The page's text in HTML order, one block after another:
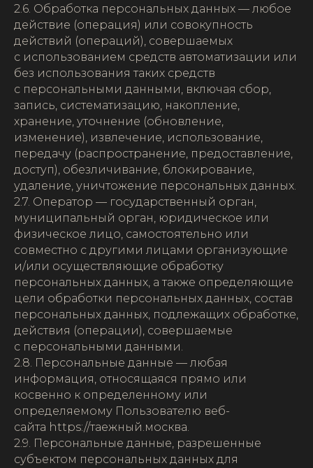
2.6. Обработка персональных данных — любое
действие (операция) или совокупность
действий (операций), совершаемых
с использованием средств автоматизации или
без использования таких средств
с персональными данными, включая сбор,
запись, систематизацию, накопление,
хранение, уточнение (обновление,
изменение), извлечение, использование,
передачу (распространение, предоставление,
доступ), обезличивание, блокирование,
удаление, уничтожение персональных данных.
2.7. Оператор — государственный орган,
муниципальный орган, юридическое или
физическое лицо, самостоятельно или
совместно с другими лицами организующие
и/или осуществляющие обработку
персональных данных, а также определяющие
цели обработки персональных данных, состав
персональных данных, подлежащих обработке,
действия (операции), совершаемые
с персональными данными.
2.8. Персональные данные — любая
информация, относящаяся прямо или
косвенно к определенному или
определяемому Пользователю веб-
сайта https://таежный.москва.
2.9. Персональные данные, разрешенные
субъектом персональных данных для